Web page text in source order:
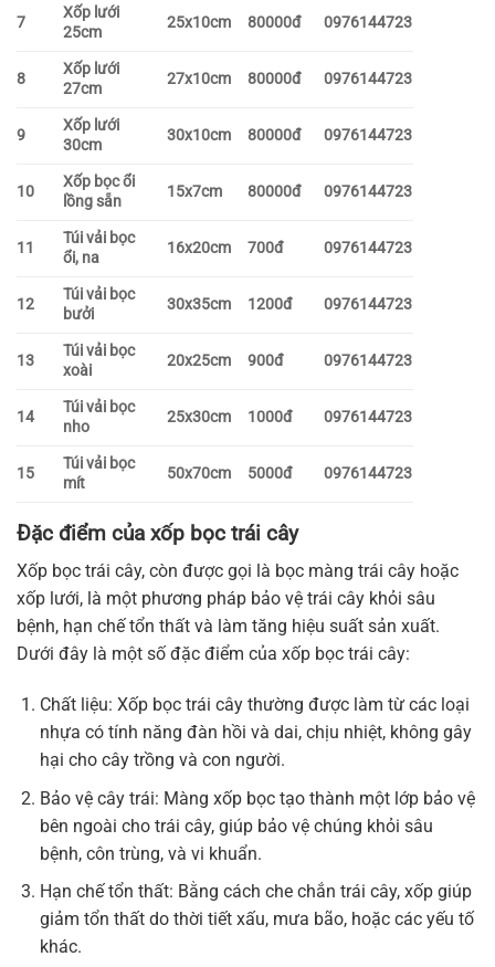
7
Xốp lưới
25cm
25x10cm 80000đ 0976144723
8
Xốp lưới
27cm
27x10cm 80000đ 0976144723
9
Xốp lưới
30cm
30x10cm 80000đ 0976144723
10
Xốp bọc ổi
lồng sẵn
15x7cm 80000đ 0976144723
11
Túi vải bọc
ổi, na
16x20cm 700đ 0976144723
12
Túi vải bọc
bưởi
30x35cm 1200đ 0976144723
13
Túi vải bọc
xoài
20x25cm 900đ 0976144723
14
Túi vải bọc
nho
25x30cm 1000đ 0976144723
15
Túi vải bọc
mít
50x70cm 5000đ 0976144723
Đặc điểm của xốp bọc trái cây
Xốp bọc trái cây, còn được gọi là bọc màng trái cây hoặc
xốp lưới, là một phương pháp bảo vệ trái cây khỏi sâu
bệnh, hạn chế tổn thất và làm tăng hiệu suất sản xuất.
Dưới đây là một số đặc điểm của xốp bọc trái cây:
Chất liệu: Xốp bọc trái cây thường được làm từ các loại
nhựa có tính năng đàn hồi và dai, chịu nhiệt, không gây
hại cho cây trồng và con người.
Bảo vệ cây trái: Màng xốp bọc tạo thành một lớp bảo vệ
bên ngoài cho trái cây, giúp bảo vệ chúng khỏi sâu
bệnh, côn trùng, và vi khuẩn.
Hạn chế tổn thất: Bằng cách che chắn trái cây, xốp giúp
giảm tổn thất do thời tiết xấu, mưa bão, hoặc các yếu tố
khác.